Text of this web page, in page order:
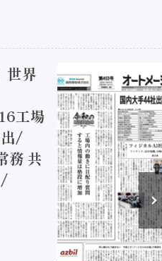
世界
工場
/
務 共
/